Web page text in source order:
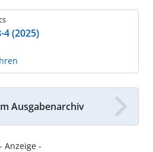
4 (2025)
Ausgabenarchiv
- Anzeige -